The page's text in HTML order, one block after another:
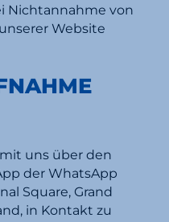
Nichtannahme von
Website
uns über den
der WhatsApp
Square, Grand
in Kontakt zu